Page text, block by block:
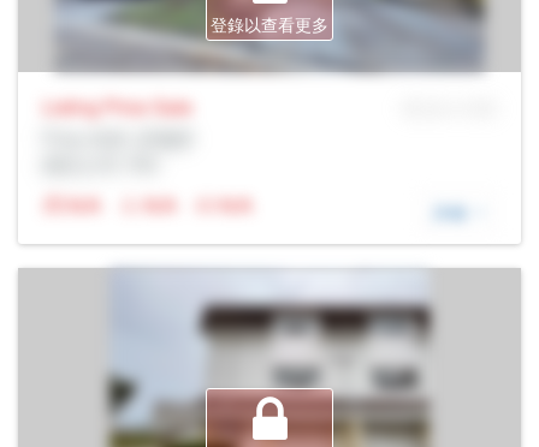
登錄以查看更多
Listing Price Sale
N/A
N/A N/A 詳細